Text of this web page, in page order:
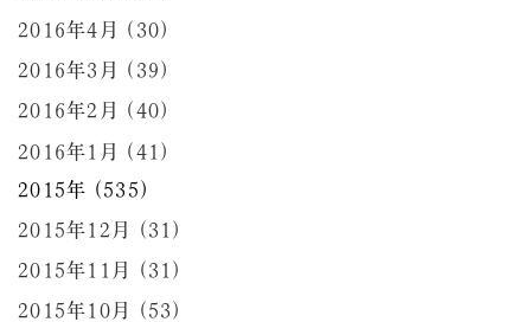
2016年4月 (30)
2016年3月 (39)
2016年2月 (40)
2016年1月 (41)
2015年 (535)
2015年12月 (31)
2015年11月 (31)
2015年10月 (53)